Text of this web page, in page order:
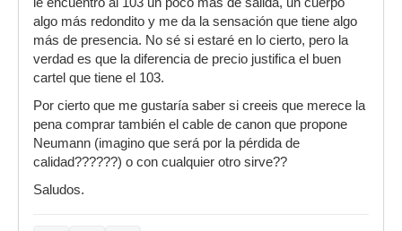
le encuentro al 103 un poco más de salida, un cuerpo
algo más redondito y me da la sensación que tiene algo
más de presencia. No sé si estaré en lo cierto, pero la
verdad es que la diferencia de precio justifica el buen
cartel que tiene el 103.
Por cierto que me gustaría saber si creeis que merece la
pena comprar también el cable de canon que propone
Neumann (imagino que será por la pérdida de
calidad??????) o con cualquier otro sirve??
Saludos.